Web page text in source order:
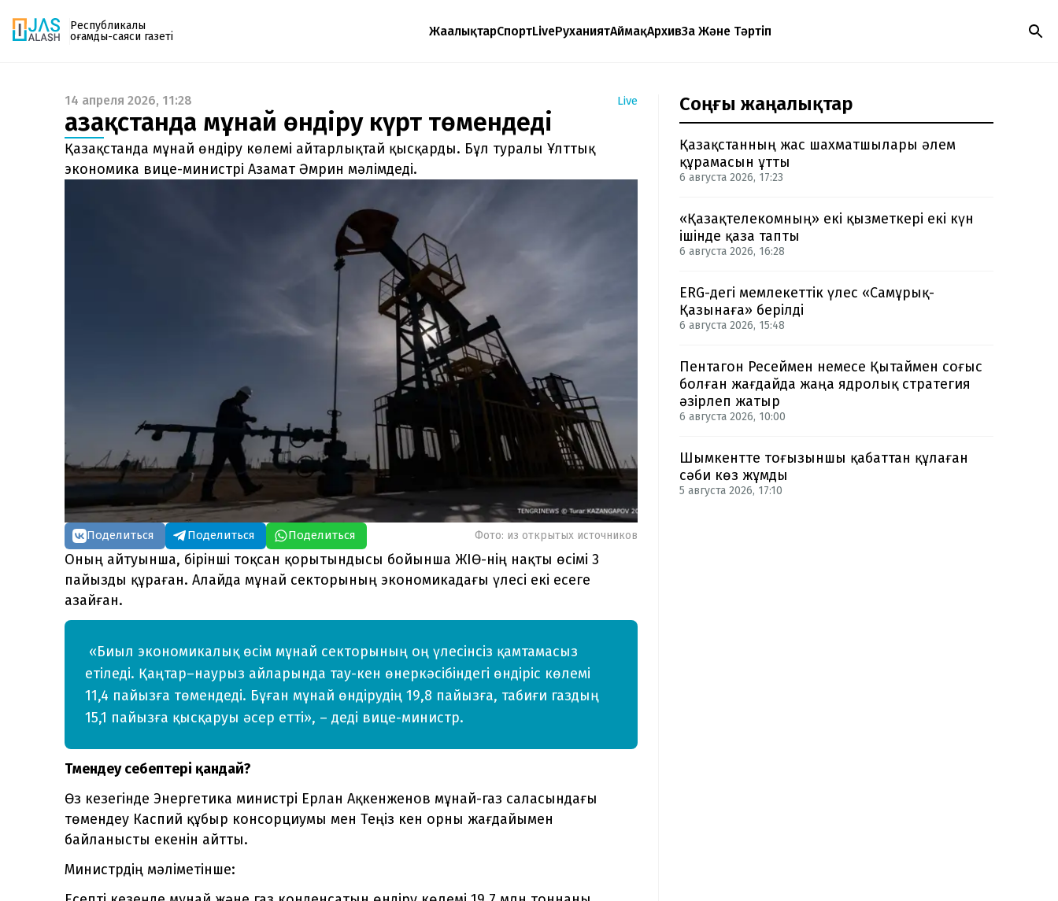
Республикалық
қоғамдық-саяси газеті
ЖаңалықтарСпортLiveРуханиятАймақАрхивЗаң Және Тәртіп
Газетке жазылу
PDF форматтағы газетті ай сайын электронды
поштаңызға алып отырыңыз. Жаңа нөмір
шыққан сәтте сізге бірден жіберіледі. Тек email
енгізіңіз, біз қалғанын өзіміз жібереміз.
14 апреля 2026, 11:28 Live
Қазақстанда мұнай өндіру күрт төмендеді
Қазақстанда мұнай өндіру көлемі айтарлықтай қысқарды. Бұл туралы Ұлттық
экономика вице-министрі Азамат Әмрин мәлімдеді.
Поделиться Поделиться Поделиться Фото: из открытых источников
Оның айтуынша, бірінші тоқсан қорытындысы бойынша ЖІӨ-нің нақты өсімі 3
пайызды құраған. Алайда мұнай секторының экономикадағы үлесі екі есеге
азайған.
«Биыл экономикалық өсім мұнай секторының оң үлесінсіз қамтамасыз
етіледі. Қаңтар–наурыз айларында тау-кен өнеркәсібіндегі өндіріс көлемі
11,4 пайызға төмендеді. Бұған мұнай өндірудің 19,8 пайызға, табиғи газдың
15,1 пайызға қысқаруы әсер етті», – деді вице-министр.
Төмендеу себептері қандай?
Өз кезегінде Энергетика министрі Ерлан Ақкенженов мұнай-газ саласындағы
төмендеу Каспий құбыр консорциумы мен Теңіз кен орны жағдайымен
байланысты екенін айтты.
Министрдің мәліметінше:
Соңғы жаңалықтар
Қазақстанның жас шахматшылары әлем
құрамасын ұтты
6 августа 2026, 17:23
«Қазақтелекомның» екі қызметкері екі күн
ішінде қаза тапты
6 августа 2026, 16:28
ERG-дегі мемлекеттік үлес «Самұрық-
Қазынаға» берілді
6 августа 2026, 15:48
Пентагон Ресеймен немесе Қытаймен соғыс
болған жағдайда жаңа ядролық стратегия
әзірлеп жатыр
6 августа 2026, 10:00
Шымкентте тоғызыншы қабаттан құлаған
сәби көз жұмды
5 августа 2026, 17:10